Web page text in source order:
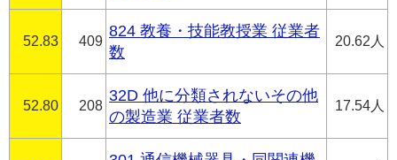
52.83 409
824 教養・技能教授業 従業者
数
20.62人
52.80 208
32D 他に分類されないその他
の製造業 従業者数
17.54人